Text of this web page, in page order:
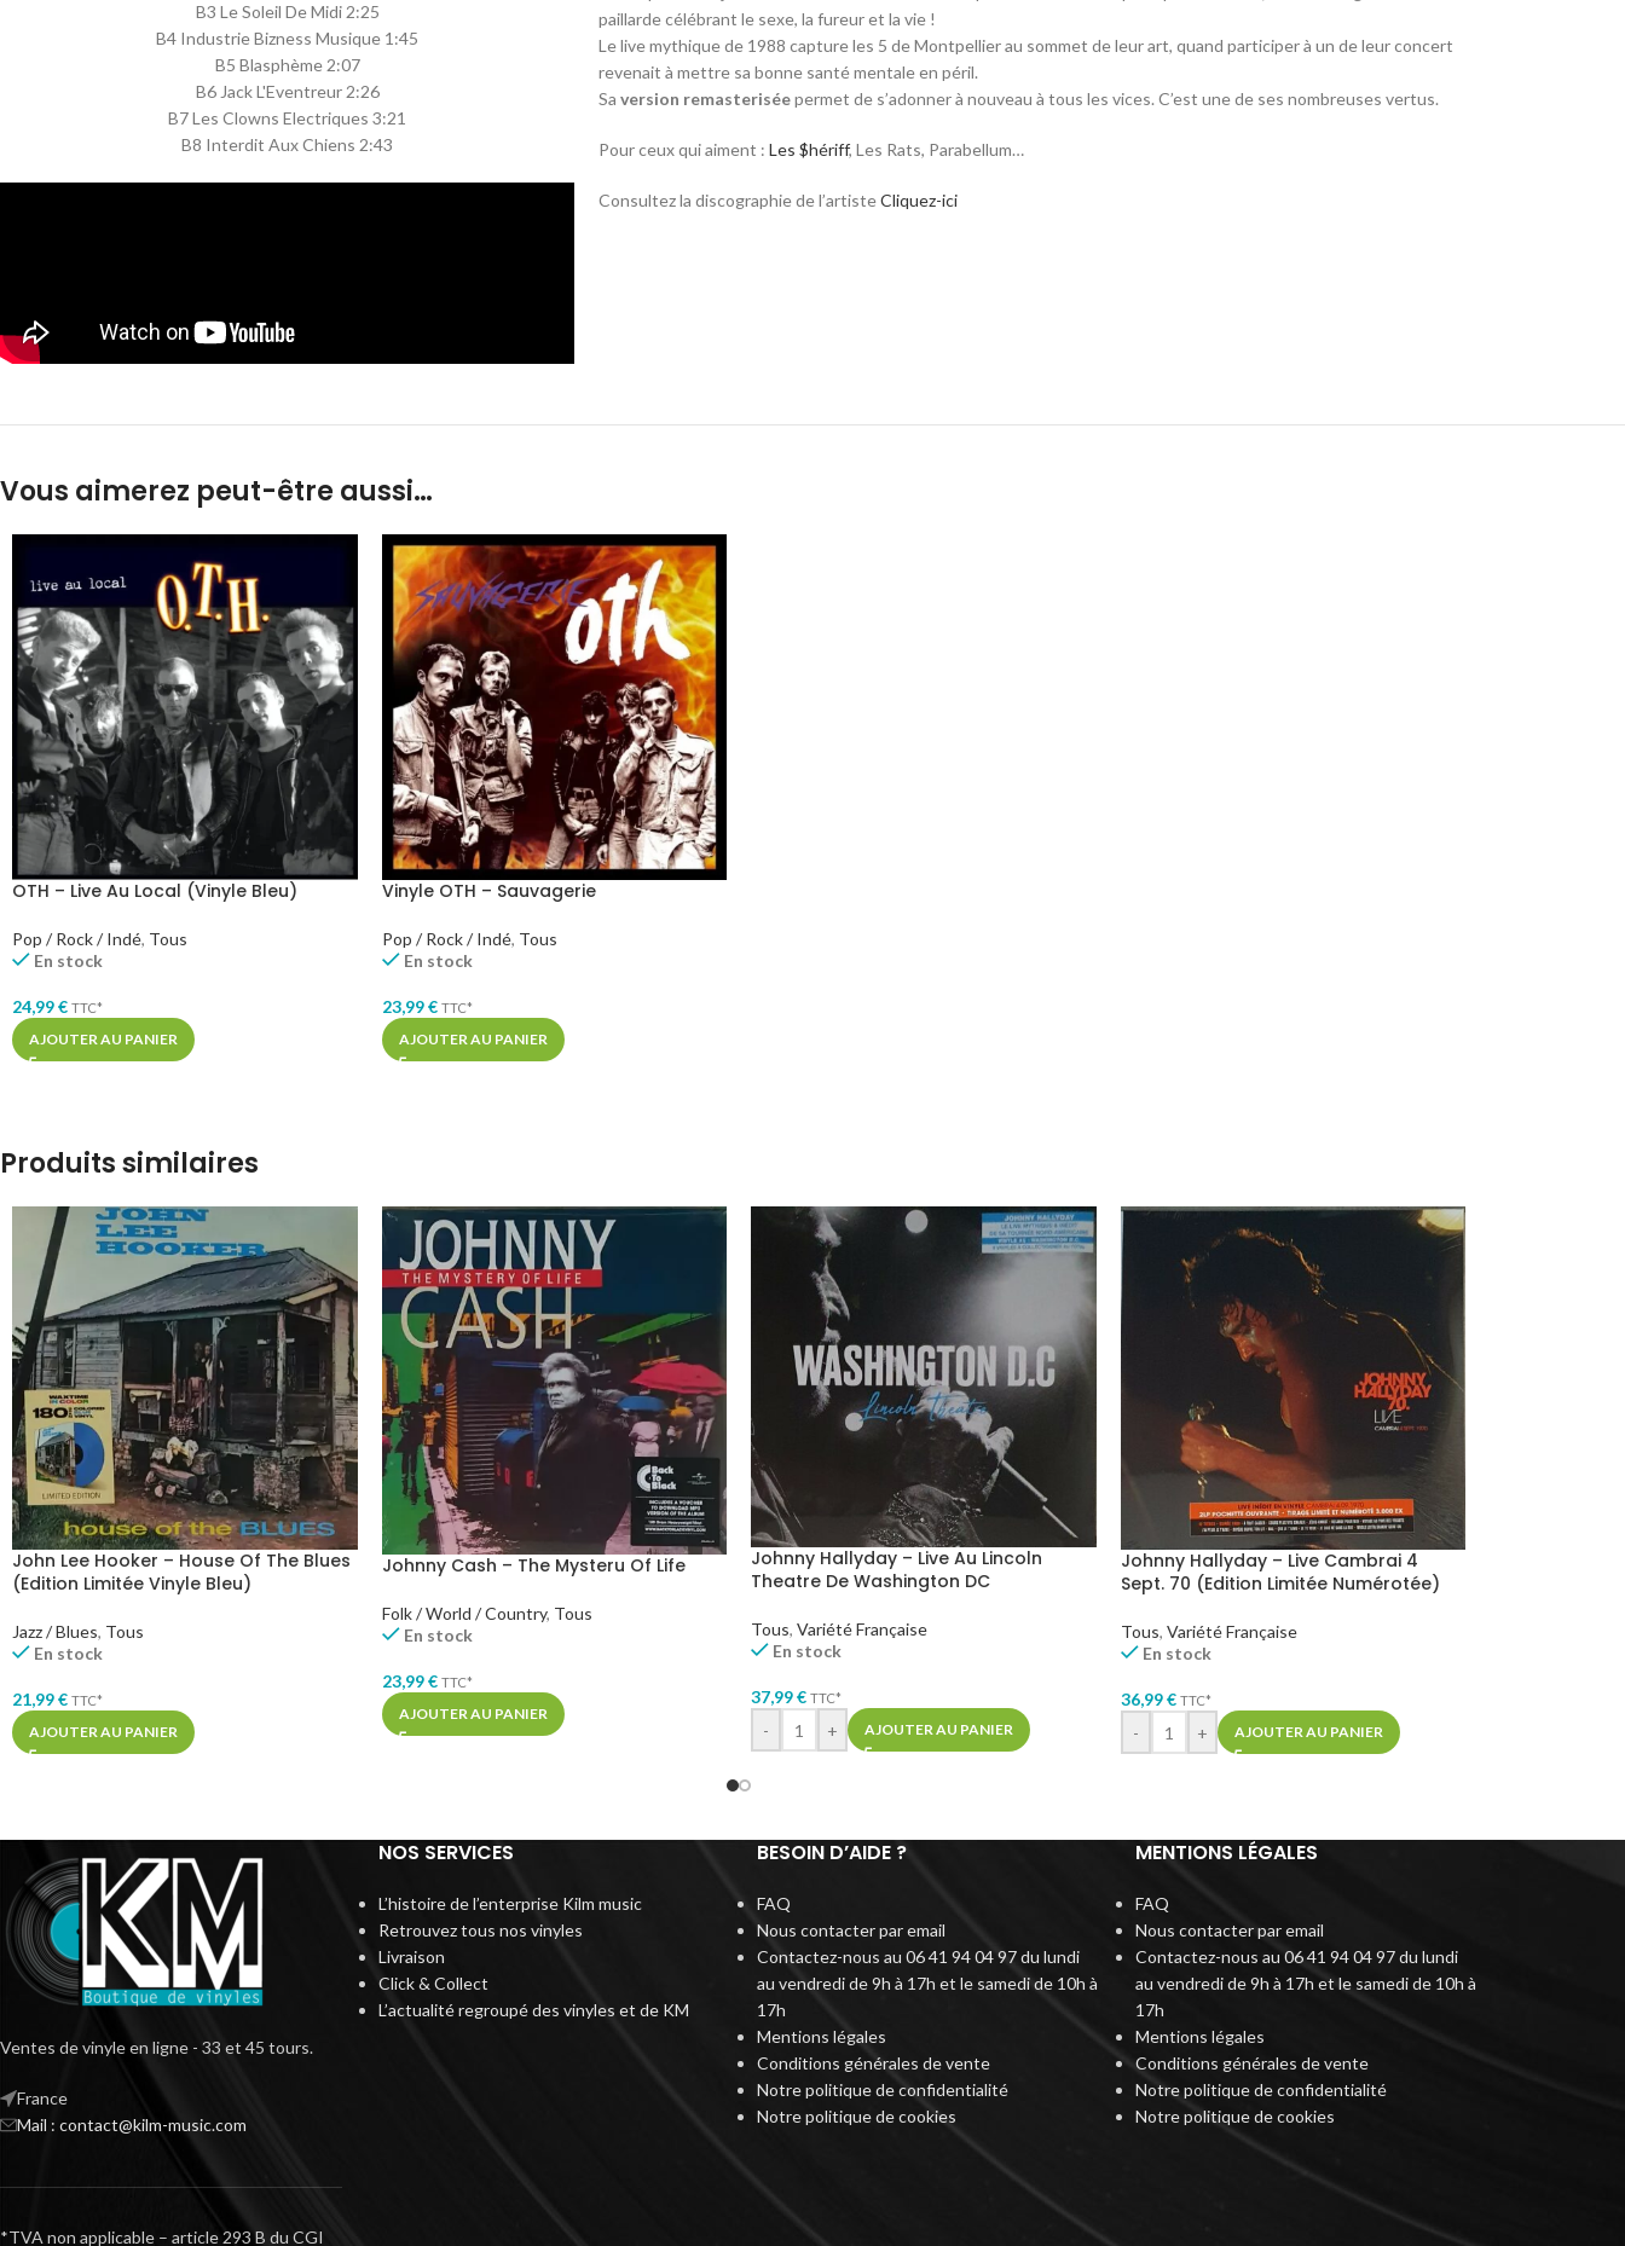
B3 Le Soleil De Midi 2:25
B4 Industrie Bizness Musique 1:45
B5 Blasphème 2:07
B6 Jack L'Eventreur 2:26
B7 Les Clowns Electriques 3:21
B8 Interdit Aux Chiens 2:43
paillarde célébrant le sexe, la fureur et la vie !
Le live mythique de 1988 capture les 5 de Montpellier au sommet de leur art, quand participer à un de leur concert
revenait à mettre sa bonne santé mentale en péril.
Saversion remasteriséepermet de s’adonner à nouveau à tous les vices. C’est une de ses nombreuses vertus.
Pour ceux qui aiment :Les $hériff, Les Rats, Parabellum…
Consultez la discographie de l’artisteCliquez-ici
Vous aimerez peut-être aussi…
OTH – Live Au Local (Vinyle Bleu)
Pop / Rock / Indé, Tous
En stock
24,99€ TTC*
AJOUTER AU PANIER
Vinyle OTH – Sauvagerie
Pop / Rock / Indé, Tous
En stock
23,99€ TTC*
AJOUTER AU PANIER
Produits similaires
John Lee Hooker – House Of The Blues
(Edition Limitée Vinyle Bleu)
Jazz / Blues, Tous
En stock
21,99€ TTC*
AJOUTER AU PANIER
Johnny Cash – The Mysteru Of Life
Folk / World / Country, Tous
En stock
23,99€ TTC*
AJOUTER AU PANIER
Johnny Hallyday – Live Au Lincoln
Theatre De Washington DC
Tous, Variété Française
En stock
37,99€ TTC*
- + AJOUTER AU PANIER
Johnny Hallyday – Live Cambrai 4
Sept. 70 (Edition Limitée Numérotée)
Tous, Variété Française
En stock
36,99€ TTC*
- + AJOUTER AU PANIER
Ventes de vinyle en ligne - 33 et 45 tours.
France
Mail : contact@kilm-music.com
*TVA non applicable – article 293 B du CGI
NOS SERVICES
L’histoire de l’enterprise Kilm music
Retrouvez tous nos vinyles
Livraison
Click & Collect
L’actualité regroupé des vinyles et de KM
BESOIN D’AIDE ?
FAQ
Nous contacter par email
Contactez-nous au 06 41 94 04 97 du lundi
au vendredi de 9h à 17h et le samedi de 10h à
17h
Mentions légales
Conditions générales de vente
Notre politique de confidentialité
Notre politique de cookies
MENTIONS LÉGALES
FAQ
Nous contacter par email
Contactez-nous au 06 41 94 04 97 du lundi
au vendredi de 9h à 17h et le samedi de 10h à
17h
Mentions légales
Conditions générales de vente
Notre politique de confidentialité
Notre politique de cookies